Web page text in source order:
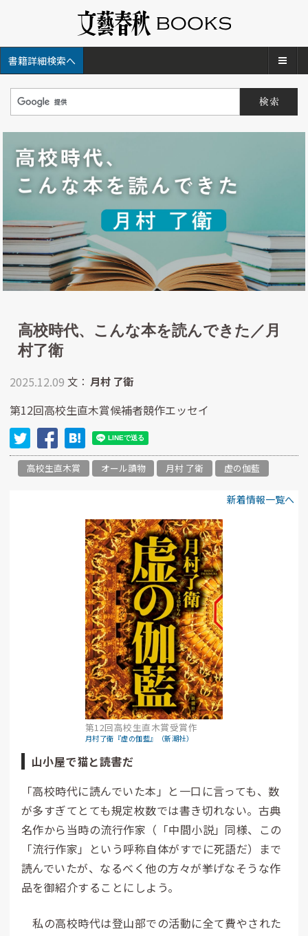
書籍詳細検索へ
高校時代、こんな本を読んできた／月
村了衛
2025.12.09 文： 月村 了衛
第12回高校生直木賞候補者競作エッセイ
高校生直木賞 オール讀物 月村 了衛 虚の伽藍
新着情報一覧へ
第12回高校生直木賞受賞作
月村了衛『虚の伽藍』（新潮社）
山小屋で猫と読書だ
「高校時代に読んでいた本」と一口に言っても、数
が多すぎてとても規定枚数では書き切れない。古典
名作から当時の流行作家（「中間小説」同様、この
「流行作家」という呼称自体がすでに死語だ）まで
読んでいたが、なるべく他の方々が挙げなそうな作
品を御紹介することにしよう。
私の高校時代は登山部での活動に全て費やされた